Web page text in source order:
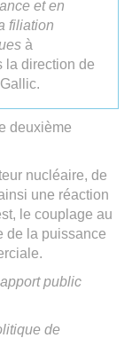
et en
filiation
à
la direction de
deuxième
nucléaire, de
une réaction
le couplage au
de la puissance
public
de